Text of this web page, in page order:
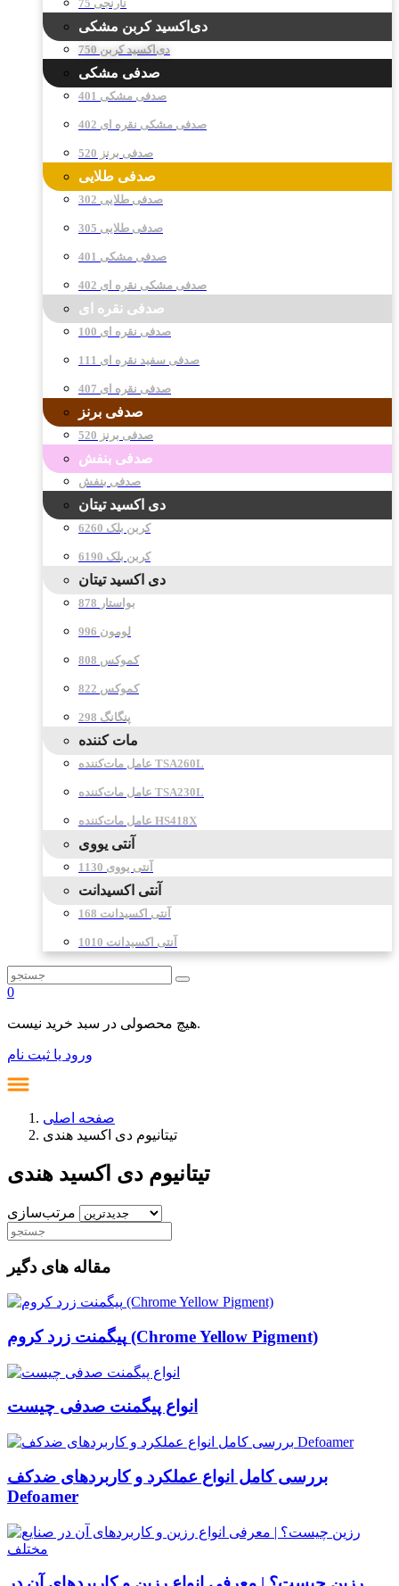
نارنجی 75
دی‌اکسید کربن مشکی
دی‌اکسید کربن 750
صدفی مشکی
صدفی مشکی 401
صدفی مشکی نقره ای 402
صدفی برنز 520
صدفی طلایی
صدفی طلایی 302
صدفی طلایی 305
صدفی مشکی 401
صدفی مشکی نقره ای 402
صدفی نقره ای
صدفی نقره ای 100
صدفی سفید نقره ای 111
صدفی نقره ای 407
صدفی برنز
صدفی برنز 520
صدفی بنفش
صدفی بنفش
دی اکسید تیتان
کربن بلک 6260
کربن بلک 6190
دی اکسید تیتان
878 بواستار
996 لومون
808 کموکس
822 کموکس
298 پنگانگ
مات کننده
عامل مات‌کننده TSA260L
عامل مات‌کننده TSA230L
عامل مات‌کننده HS418X
آنتی یووی
آنتی یووی 1130
آنتی اکسیدانت
آنتی اکسیدانت 168
آنتی اکسیدانت 1010
0
هیچ محصولی در سبد خرید نیست.
ورود یا ثبت نام
صفحه اصلی
تیتانیوم دی اکسید هندی
تیتانیوم دی اکسید هندی
مرتب‌سازی
مقاله های دگیر
پیگمنت زرد کروم (Chrome Yellow Pigment)
انواع پیگمنت صدفی چیست
بررسی کامل انواع عملکرد و کاربردهای ضدکف
Defoamer